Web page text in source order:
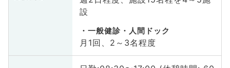
設
一般健診・人間ドック
月1回、2～3名程度